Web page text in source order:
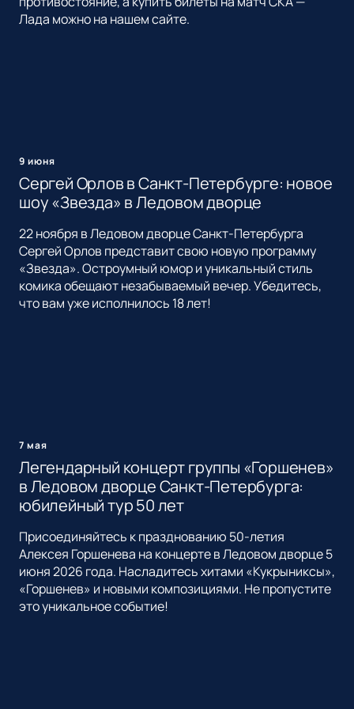
Лада можно на нашем сайте.
9 июня
Сергей Орлов в Санкт-Петербурге: новое
шоу «Звезда» в Ледовом дворце
22 ноября в Ледовом дворце Санкт-Петербурга
Сергей Орлов представит свою новую программу
«Звезда». Остроумный юмор и уникальный стиль
комика обещают незабываемый вечер. Убедитесь,
что вам уже исполнилось 18 лет!
7 мая
Легендарный концерт группы «Горшенев»
в Ледовом дворце Санкт-Петербурга:
юбилейный тур 50 лет
Присоединяйтесь к празднованию 50-летия
Алексея Горшенева на концерте в Ледовом дворце 5
июня 2026 года. Насладитесь хитами «Кукрыниксы»,
«Горшенев» и новыми композициями. Не пропустите
это уникальное событие!